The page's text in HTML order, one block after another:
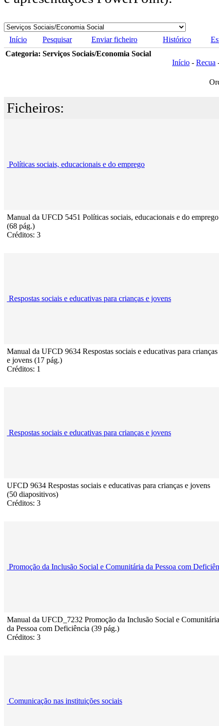
Início Pesquisar Enviar ficheiro Histórico
Categoria: Serviços Sociais/Economia Social
Início - Recua
Ficheiros:
Políticas sociais, educacionais e do emprego
Manual da UFCD 5451 Políticas sociais, educacionais e do emprego
(68 pág.)
Créditos: 3
Respostas sociais e educativas para crianças e jovens
Manual da UFCD 9634 Respostas sociais e educativas para crianças
e jovens (17 pág.)
Créditos: 1
Respostas sociais e educativas para crianças e jovens
UFCD 9634 Respostas sociais e educativas para crianças e jovens
(50 diapositivos)
Créditos: 3
Promoção da Inclusão Social e Comunitária da Pessoa com
Manual da UFCD_7232 Promoção da Inclusão Social e Comunitária
da Pessoa com Deficiência (39 pág.)
Créditos: 3
Comunicação nas instituições sociais